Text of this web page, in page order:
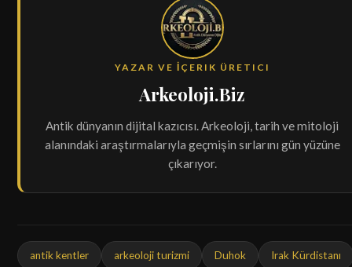
YAZAR VE İÇERIK ÜRETICI
Arkeoloji.Biz
Antik dünyanın dijital kazıcısı. Arkeoloji, tarih ve mitoloji
alanındaki araştırmalarıyla geçmişin sırlarını gün yüzüne
çıkarıyor.
antik kentler arkeoloji turizmi Duhok Irak Kürdistanı